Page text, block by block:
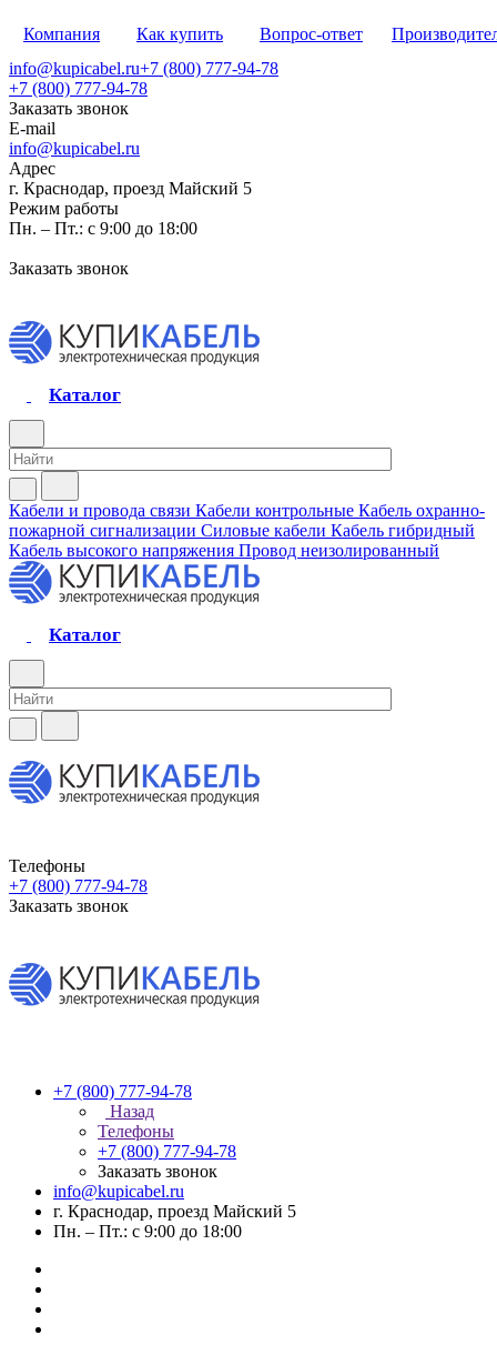
Компания Как купить Вопрос-ответ
info@kupicabel.ru+7 (800) 777-94-78
+7 (800) 777-94-78
Заказать звонок
E-mail
info@kupicabel.ru
Адрес
г. Краснодар, проезд Майский 5
Режим работы
Пн. – Пт.: с 9:00 до 18:00
Заказать звонок
Каталог
Кабели и провода связи Кабели контрольные Кабель охранно-
пожарной сигнализации Силовые кабели Кабель гибридный
Кабель высокого напряжения Провод неизолированный
Каталог
Телефоны
+7 (800) 777-94-78
Заказать звонок
+7 (800) 777-94-78
Назад
Телефоны
+7 (800) 777-94-78
Заказать звонок
info@kupicabel.ru
г. Краснодар, проезд Майский 5
Пн. – Пт.: с 9:00 до 18:00